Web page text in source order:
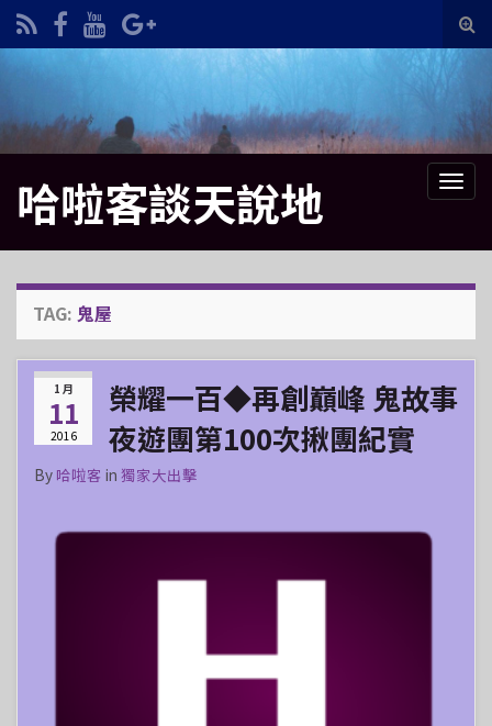
Search for:
哈啦客談天說地
TAG: 鬼屋
1 月
11
2016
榮耀一百◆再創巔峰 鬼故事
夜遊團第100次揪團紀實
By 哈啦客 in 獨家大出擊